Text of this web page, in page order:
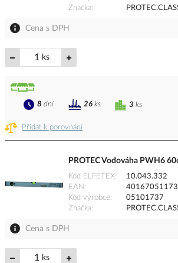
Značka
Cena s DPH
ks
Přidat k porovnání
3 ks
8 dní 26 ks
PROTEC Vodováha PWH6
Kód ELFETEX
10.043.332
EAN
Kód výrobce
05101737
Značka
Cena s DPH
ks